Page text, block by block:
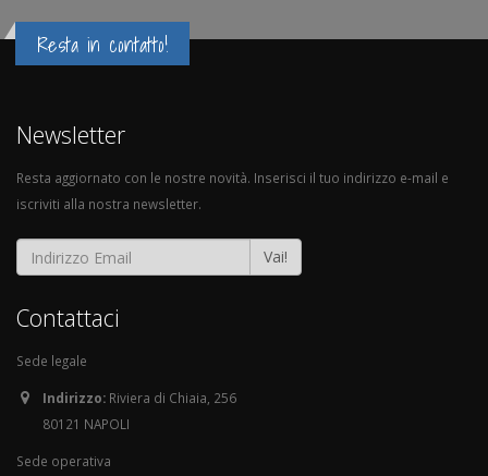
Resta in contatto!
Newsletter
Resta aggiornato con le nostre novità. Inserisci il tuo indirizzo e-mail e
iscriviti alla nostra newsletter.
Vai!
Contattaci
Sede legale
Indirizzo: Riviera di Chiaia, 256
80121 NAPOLI
Sede operativa